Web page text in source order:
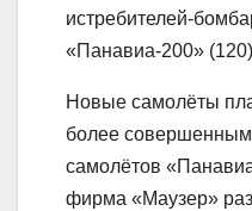
истребителей-
«Панавиа-200»
Новые самолёты
более
самолётов
фирма «Маузер»